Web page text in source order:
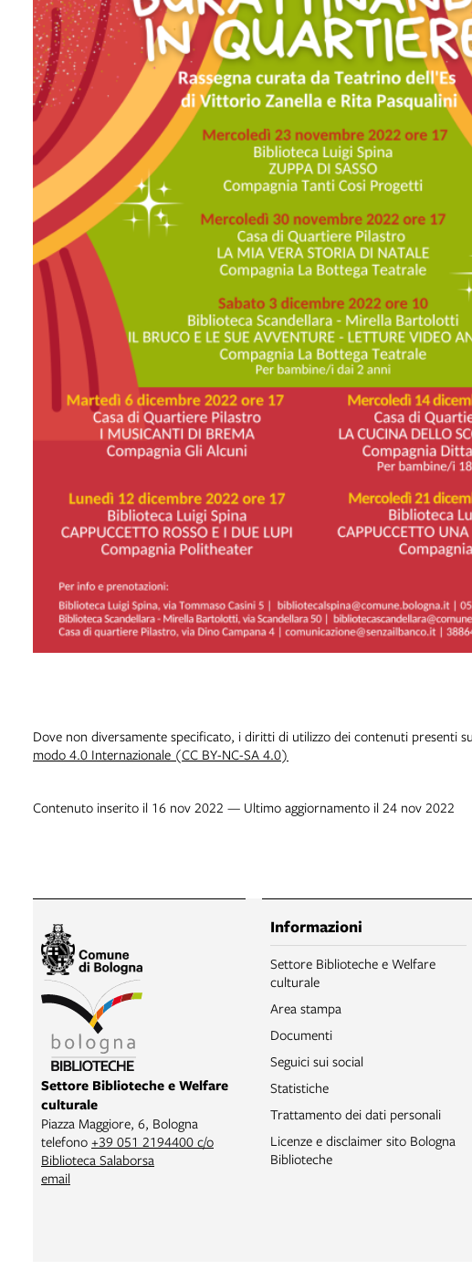
Dove non diversamente specificato, i diritti di utilizzo dei contenuti presenti
modo 4.0 Internazionale (CC BY-NC-SA 4.0)
Contenuto inserito il 16 nov 2022 — Ultimo aggiornamento il 24 nov 2022
Settore Biblioteche e Welfare
culturale
Piazza Maggiore, 6, Bologna
telefono +39 051 2194400 c/o
Biblioteca Salaborsa
email
Informazioni
Settore Biblioteche e Welfare
culturale
Area stampa
Documenti
Seguici sui social
Statistiche
Trattamento dei dati personali
Licenze e disclaimer sito Bologna
Biblioteche